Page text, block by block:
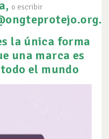
, o escribir
.
la única forma
una marca es
el mundo